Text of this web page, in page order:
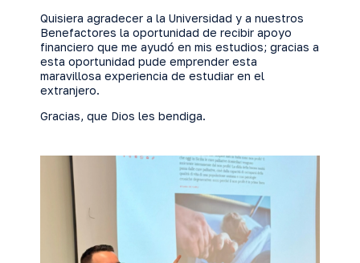
Quisiera agradecer a la Universidad y a nuestros
Benefactores la oportunidad de recibir apoyo
financiero que me ayudó en mis estudios; gracias a
esta oportunidad pude emprender esta
maravillosa experiencia de estudiar en el
extranjero.
Gracias, que Dios les bendiga.